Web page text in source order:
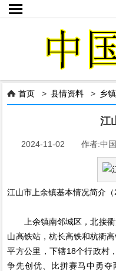

 首页 >县情资料 > 乡
江
2024-11-02 作者:中
江山市上余镇基本情况简介（
上余镇南邻城区，北接衢
山高铁站，杭长高铁和杭衢
平方公里，下辖18个行政村
争先创优、比拼赛马中勇